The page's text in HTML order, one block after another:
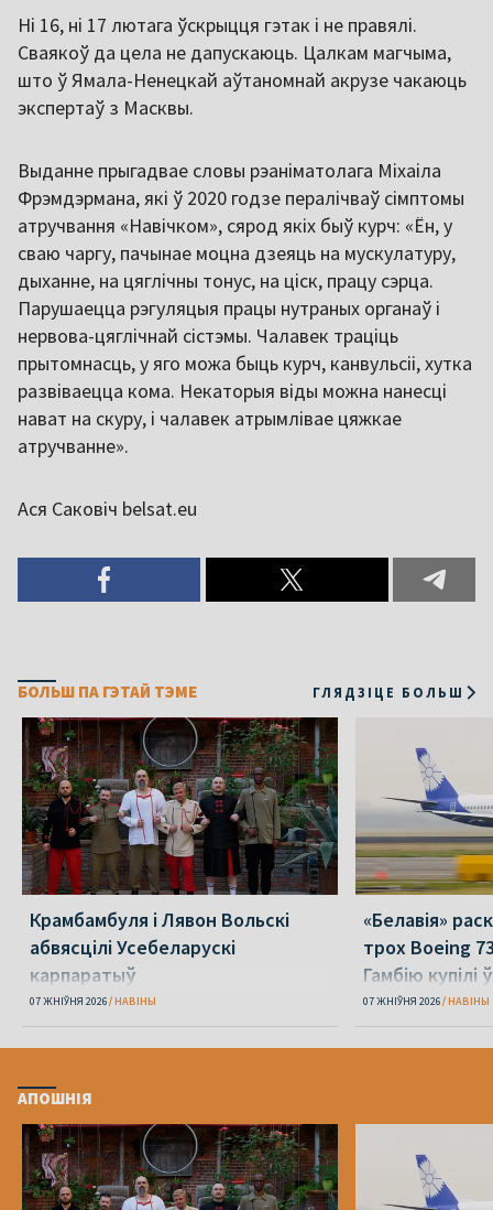
Ні 16, ні 17 лютага ўскрыцця гэтак і не правялі.
Сваякоў да цела не дапускаюць. Цалкам магчыма,
што ў Ямала-Ненецкай аўтаномнай акрузе чакаюць
экспертаў з Масквы.
Выданне прыгадвае словы рэаніматолага Міхаіла
Фрэмдэрмана, які ў 2020 годзе пералічваў сімптомы
атручвання «Навічком», сярод якіх быў курч: «Ён, у
сваю чаргу, пачынае моцна дзеяць на мускулатуру,
дыханне, на цяглічны тонус, на ціск, працу сэрца.
Парушаецца рэгуляцыя працы нутраных органаў і
нервова-цяглічнай сістэмы. Чалавек траціць
прытомнасць, у яго можа быць курч, канвульсіі, хутка
развіваецца кома. Некаторыя віды можна нанесці
нават на скуру, і чалавек атрымлівае цяжкае
атручванне».
Ася Саковіч belsat.eu
БОЛЬШ ПА ГЭТАЙ ТЭМЕ ГЛЯДЗІЦЕ БОЛЬШ
Крамбамбуля і Лявон Вольскі
абвясцілі Усебеларускі
карпаратыў
07 ЖНІЎНЯ 2026 НАВІНЫ
«Белавія»
трох Boeing
Гамбію купілі
07 ЖНІЎНЯ 2026 НАВІНЫ
АПОШНІЯ